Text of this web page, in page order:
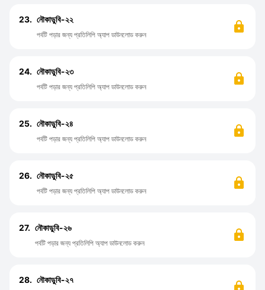
23. নৌকাডুবি-২২
পর্বটি পড়ার জন্য প্রতিলিপি অ্যাপ ডাউনলোড করুন
24. নৌকাডুবি-২৩
পর্বটি পড়ার জন্য প্রতিলিপি অ্যাপ ডাউনলোড করুন
25. নৌকাডুবি-২৪
পর্বটি পড়ার জন্য প্রতিলিপি অ্যাপ ডাউনলোড করুন
26. নৌকাডুবি-২৫
পর্বটি পড়ার জন্য প্রতিলিপি অ্যাপ ডাউনলোড করুন
27. নৌকাডুবি-২৬
পর্বটি পড়ার জন্য প্রতিলিপি অ্যাপ ডাউনলোড করুন
28. নৌকাডুবি-২৭